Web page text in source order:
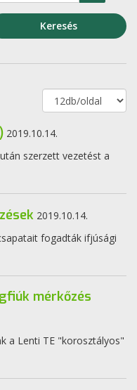
Keresés
2019.10.14.
szerzett vezetést a
2019.10.14.
fogadták ifjúsági
mérkőzés
a Lenti TE "korosztályos"